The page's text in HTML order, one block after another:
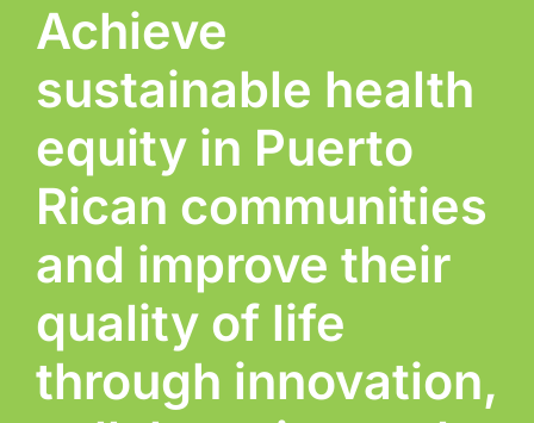
Achieve
sustainable health
equity in Puerto
Rican communities
and improve their
quality of life
through innovation,